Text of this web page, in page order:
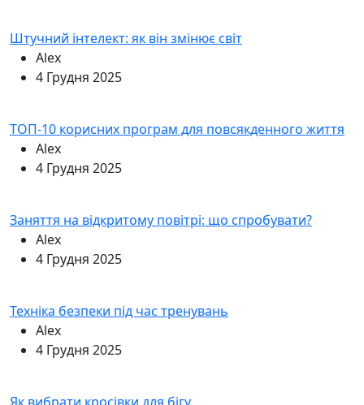
Штучний інтелект: як він змінює світ
Alex
4 Грудня 2025
ТОП-10 корисних програм для повсякденного життя
Alex
4 Грудня 2025
Заняття на відкритому повітрі: що спробувати?
Alex
4 Грудня 2025
Техніка безпеки під час тренувань
Alex
4 Грудня 2025